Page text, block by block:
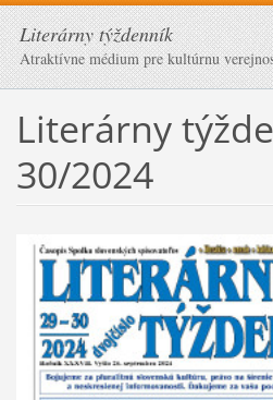
Literárny týždenník
Atraktívne médium pre kultúrnu
Literárny
30/2024